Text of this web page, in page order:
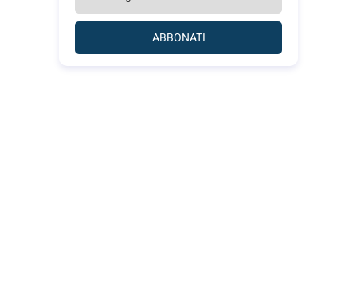
ABBONATI